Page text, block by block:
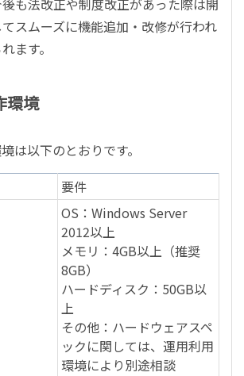
も法改正や制度改正があった際は開
スムーズに機能追加・改修が行われ
ます。
環境
は以下のとおりです。
要件
OS：Windows Server
2012以上
メモリ：4GB以上（推奨
8GB）
ハードディスク：50GB以
上
その他：ハードウェアスペ
ックに関しては、運用利用
環境により別途相談